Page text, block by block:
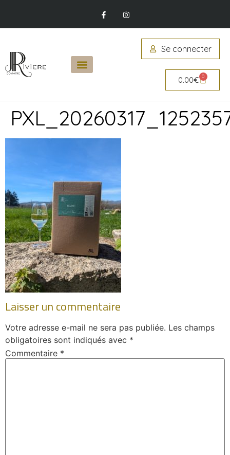
Se connecter
0.00€ 0
Laisser un commentaire
Votre adresse e-mail ne sera pas publiée. Les champs
obligatoires sont indiqués avec *
Commentaire *